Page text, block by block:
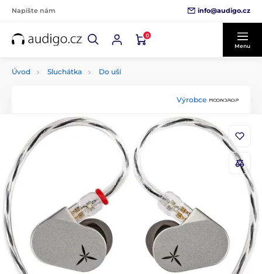
Napište nám info@audigo.cz
0
Menu
Úvod Sluchátka Do uší
Výrobce